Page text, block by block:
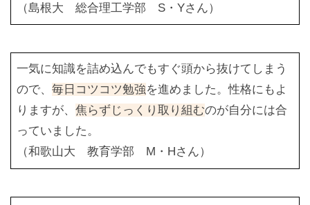
（島根大 総合理工学部 S・Yさん）
一気に知識を詰め込んでもすぐ頭から抜けてしまう
ので、毎日コツコツ勉強を進めました。性格にもよ
りますが、焦らずじっくり取り組むのが自分には合
っていました。
（和歌山大 教育学部 M・Hさん）